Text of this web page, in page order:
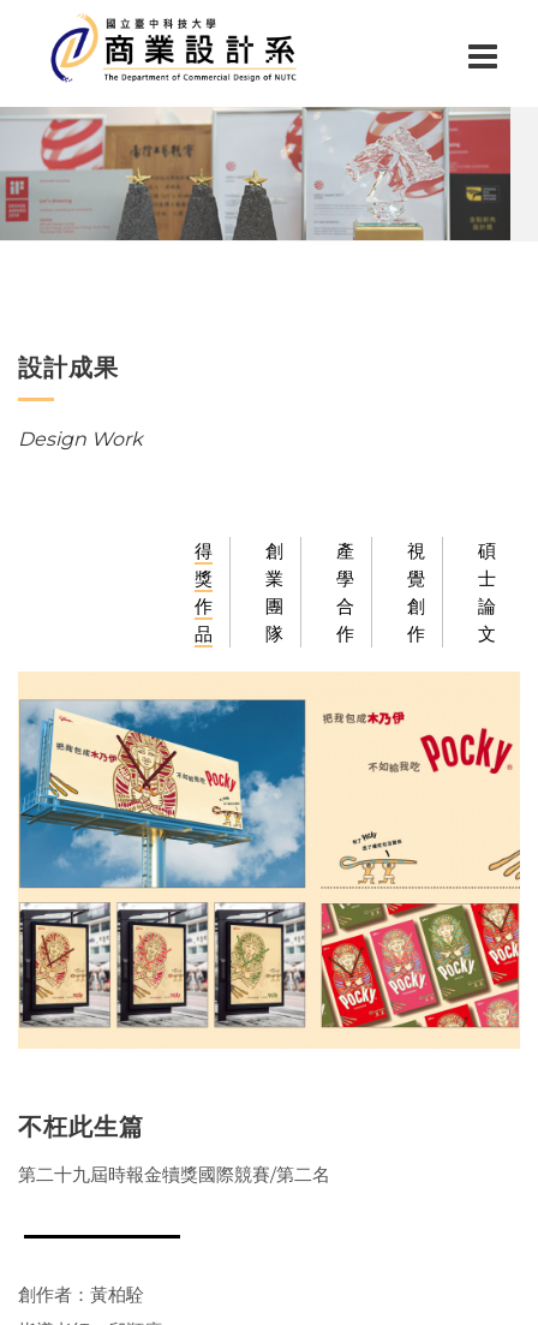
設計成果
Design Work
得
獎
作
品
創
業
團
隊
產
學
合
作
視
覺
創
作
碩
士
論
文
不枉此生篇
第二十九屆時報金犢獎國際競賽/第二名
創作者：黃柏駩